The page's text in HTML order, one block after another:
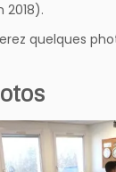
quelques